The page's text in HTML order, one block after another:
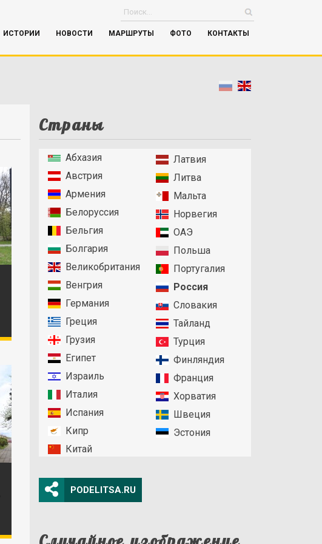
ИСТОРИИ НОВОСТИ МАРШРУТЫ ФОТО КОНТАКТЫ
Страны
Абхазия
Австрия
Армения
Белоруссия
Бельгия
Болгария
Великобритания
Венгрия
Германия
Греция
Грузия
Египет
Израиль
Италия
Испания
Кипр
Китай
Латвия
Литва
Мальта
Норвегия
ОАЭ
Польша
Португалия
Россия
Словакия
Тайланд
Турция
Финляндия
Франция
Хорватия
Швеция
Эстония
PODELITSA.RU